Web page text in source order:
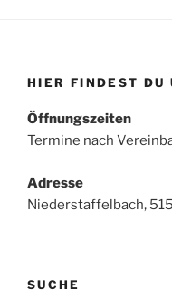
HIER FINDEST DU
Öffnungszeiten
Termine nach
Adresse
Niederstaffelbach,
SUCHE